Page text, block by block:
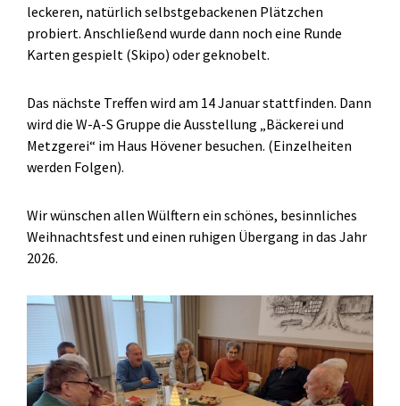
leckeren, natürlich selbstgebackenen Plätzchen
probiert. Anschließend wurde dann noch eine Runde
Karten gespielt (Skipo) oder geknobelt.
Das nächste Treffen wird am 14 Januar stattfinden. Dann
wird die W-A-S Gruppe die Ausstellung „Bäckerei und
Metzgerei“ im Haus Hövener besuchen. (Einzelheiten
werden Folgen).
Wir wünschen allen Wülftern ein schönes, besinnliches
Weihnachtsfest und einen ruhigen Übergang in das Jahr
2026.